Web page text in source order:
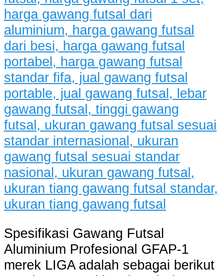
Spesifikasi Gawang Futsal
Aluminium Profesional GFAP-1
merek LIGA adalah sebagai berikut